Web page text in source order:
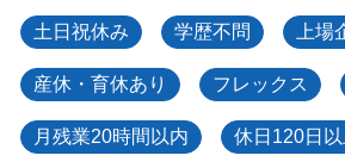
土日祝休み 学歴不問 上場
産休・育休あり フレックス
月残業20時間以内 休日120日以